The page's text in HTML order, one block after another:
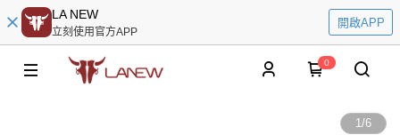
LA NEW
立刻使用官方APP
開啟APP
0
1/6